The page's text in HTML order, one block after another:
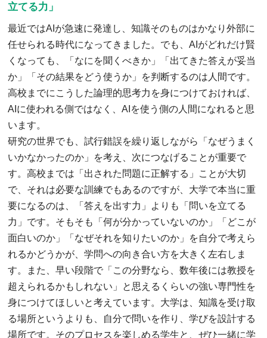
立てる力」
最近ではAIが急速に発達し、知識そのものはかなり外部に
任せられる時代になってきました。でも、AIがどれだけ賢
くなっても、「なにを聞くべきか」「出てきた答えが妥当
か」「その結果をどう使うか」を判断するのは人間です。
高校までにこうした論理的思考力を身につけておければ、
AIに使われる側ではなく、AIを使う側の人間になれると思
います。
研究の世界でも、試行錯誤を繰り返しながら「なぜうまく
いかなかったのか」を考え、次につなげることが重要で
す。高校までは「出された問題に正解する」ことが大切
で、それは必要な訓練でもあるのですが、大学で本当に重
要になるのは、「答えを出す力」よりも「問いを立てる
力」です。そもそも「何が分かっていないのか」「どこが
面白いのか」「なぜそれを知りたいのか」を自分で考えら
れるかどうかが、学問への向き合い方を大きく左右しま
す。また、早い段階で「この分野なら、数年後には教授を
超えられるかもしれない」と思えるくらいの強い専門性を
身につけてほしいと考えています。大学は、知識を受け取
る場所というよりも、自分で問いを作り、学びを設計する
場所です。そのプロセスを楽しめる学生と、ぜひ一緒に学